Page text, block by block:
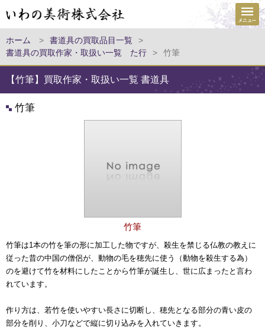
ホーム > 書道具の買取品目一覧
>
書道具の買取作家・取扱い一覧 た行
> 竹筆
【竹筆】買取作家・取扱い一覧 書道具
竹筆
竹筆
竹筆は1本の竹を筆の形に加工した物ですが、殺生を禁じる仏教の教えに
従った昔の中国の僧侶が、動物の毛を穂先に使う（動物を殺生する為）
のを避けて竹を材料にしたことから竹筆が誕生し、世に広まったと言わ
れています。
作り方は、若竹を使いやすい長さに切断し、穂先となる部分の青い皮の
部分を削り、小刀などで縦に切り込みを入れていきます。